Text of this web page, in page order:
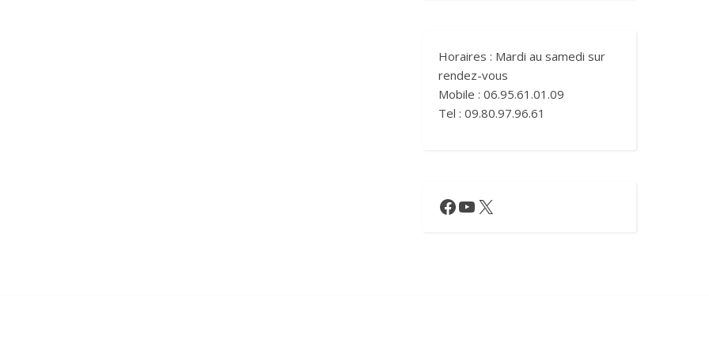
Horaires : Mardi au samedi sur
rendez-vous
Mobile : 06.95.61.01.09
Tel : 09.80.97.96.61
Facebook
YouTube
X